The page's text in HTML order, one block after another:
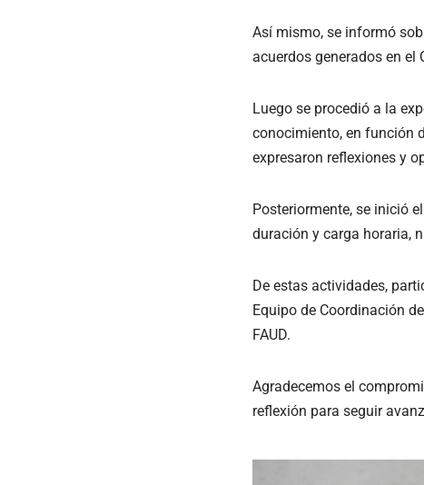
Así mismo, se informó
acuerdos generados en el
Luego se procedió a la
conocimiento, en función
expresaron reflexiones y
Posteriormente, se inició
duración y carga horaria,
De estas actividades,
Equipo de Coordinación
FAUD.
Agradecemos el
reflexión para seguir